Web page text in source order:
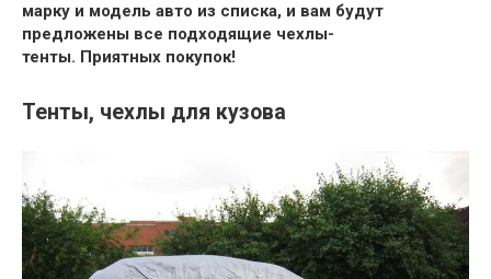
марку и модель авто из списка, и вам будут
предложены все подходящие чехлы-
тенты. Приятных покупок!
Тенты, чехлы для кузова